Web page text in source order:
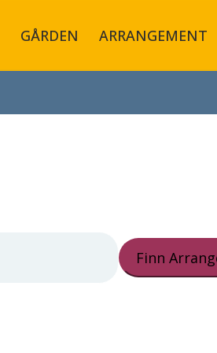
GÅRDEN ARRANGEMENT
Finn